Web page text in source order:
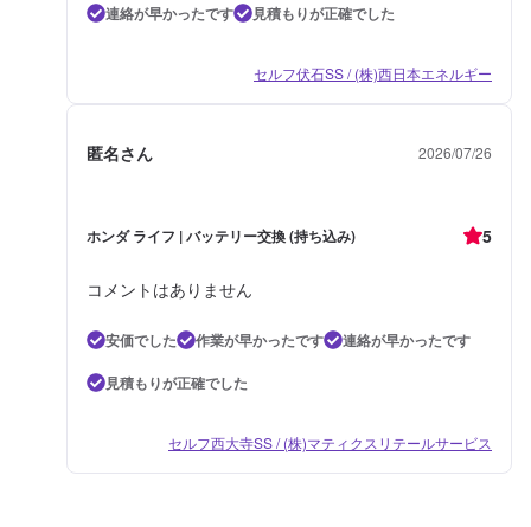
連絡が早かったです
見積もりが正確でした
セルフ伏石SS / (株)西日本エネルギー
匿名さん 2026/07/26
ホンダ ライフ | バッテリー交換 (持ち込み) 5
コメントはありません
安価でした 作業が早かったです
連絡が早かったです
見積もりが正確でした
セルフ西大寺SS / (株)マティクスリテールサービス